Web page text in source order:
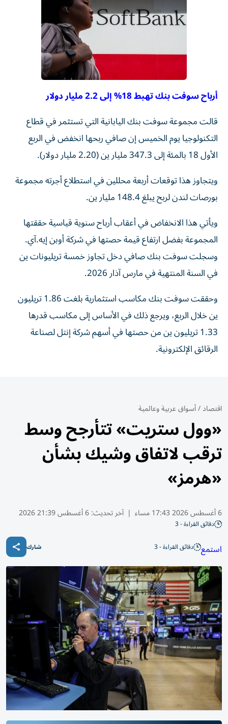
أرباح سوفت بنك تهبط 18% إلى 2.2 مليار دولار
قالت مجموعة سوفت بنك ‌اليابانية التي تستثمر في قطاع ​
التكنولوجيا يوم ⁠الخميس إن صافي ‌ربحها انخفض في ‌الربع
الأول 18 بالمئة إلى 347.3 مليار ‌ين (2.20 مليار دولار).
ويتجاوز هذا توقعات أربعة ⁠محللين في استطلاع أجرته مجموعة
بورصات لندن لربح يبلغ 148.4 مليار ين.
ويأتي هذا الانخفاض في أعقاب ​أرباح سنوية قياسية حققتها
المجموعة ‌بفضل ارتفاع قيمة حصتها في شركة أوبن إيه.آي.
⁠وسجلت سوفت بنك صافي دخل تجاوز خمسة تريليونات ين ​
في ‌السنة المنتهية في ‌مارس آذار 2026.
وحققت سوفت بنك مكاسب استثمارية بلغت 1.86 تريليون
‌ين خلال الربع، ‌ويرجع ذلك ⁠في الأساس إلى ‌مكاسب قدرها
1.33 تريليون ين من حصتها ⁠في أسهم ​شركة إنتل لصناعة
الرقائق الإلكترونية.
اقتصاد/أسواق عربية وعالمية
«وول ستريت» تتأرجح وسط
ترقب لاتفاق وشيك بشأن
«هرمز»
6 أغسطس 2026 17:43 مساء | آخر تحديث:6 أغسطس 21:39 2026
دقائق القراءة - 3
استمع دقائق القراءة - 3 شارك